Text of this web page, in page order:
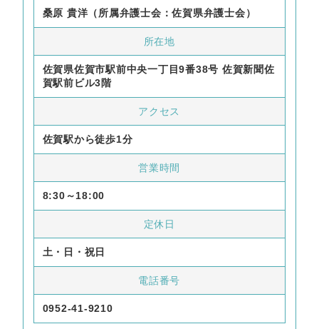
桑原 貴洋（所属弁護士会：佐賀県弁護士会）
所在地
佐賀県佐賀市駅前中央一丁目9番38号 佐賀新聞佐
賀駅前ビル3階
アクセス
佐賀駅から徒歩1分
営業時間
8:30～18:00
定休日
土・日・祝日
電話番号
0952-41-9210